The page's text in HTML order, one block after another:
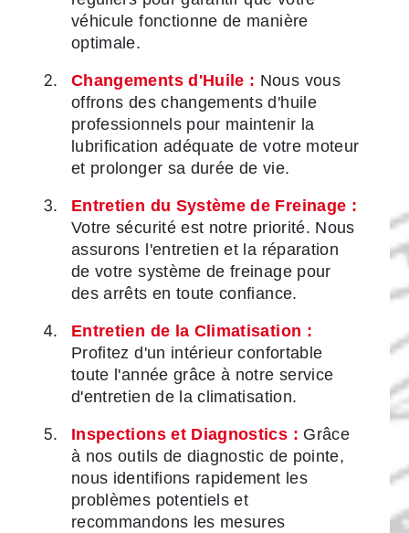
véhicule fonctionne de manière
optimale.
Changements d'Huile : Nous vous
offrons des changements d'huile
professionnels pour maintenir la
lubrification adéquate de votre moteur
et prolonger sa durée de vie.
Entretien du Système de Freinage :
Votre sécurité est notre priorité. Nous
assurons l'entretien et la réparation
de votre système de freinage pour
des arrêts en toute confiance.
Entretien de la Climatisation :
Profitez d'un intérieur confortable
toute l'année grâce à notre service
d'entretien de la climatisation.
Inspections et Diagnostics : Grâce
à nos outils de diagnostic de pointe,
nous identifions rapidement les
problèmes potentiels et
recommandons les mesures